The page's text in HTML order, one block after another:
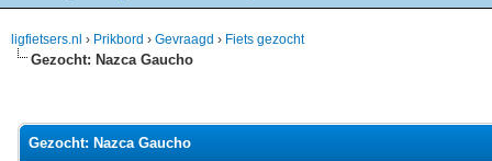
ligfietsers.nl › Prikbord › Gevraagd › Fiets gezocht
Gezocht: Nazca Gaucho
Gezocht: Nazca Gaucho